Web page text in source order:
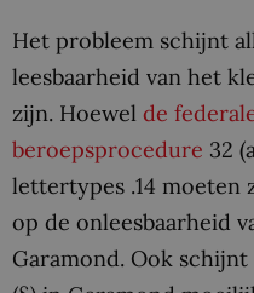
Het probleem schijnt
leesbaarheid van het
zijn. Hoewel de
beroepsprocedure 32
lettertypes .14 moeten
op de onleesbaarheid
Garamond. Ook